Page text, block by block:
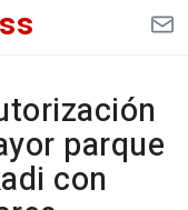
parque
con